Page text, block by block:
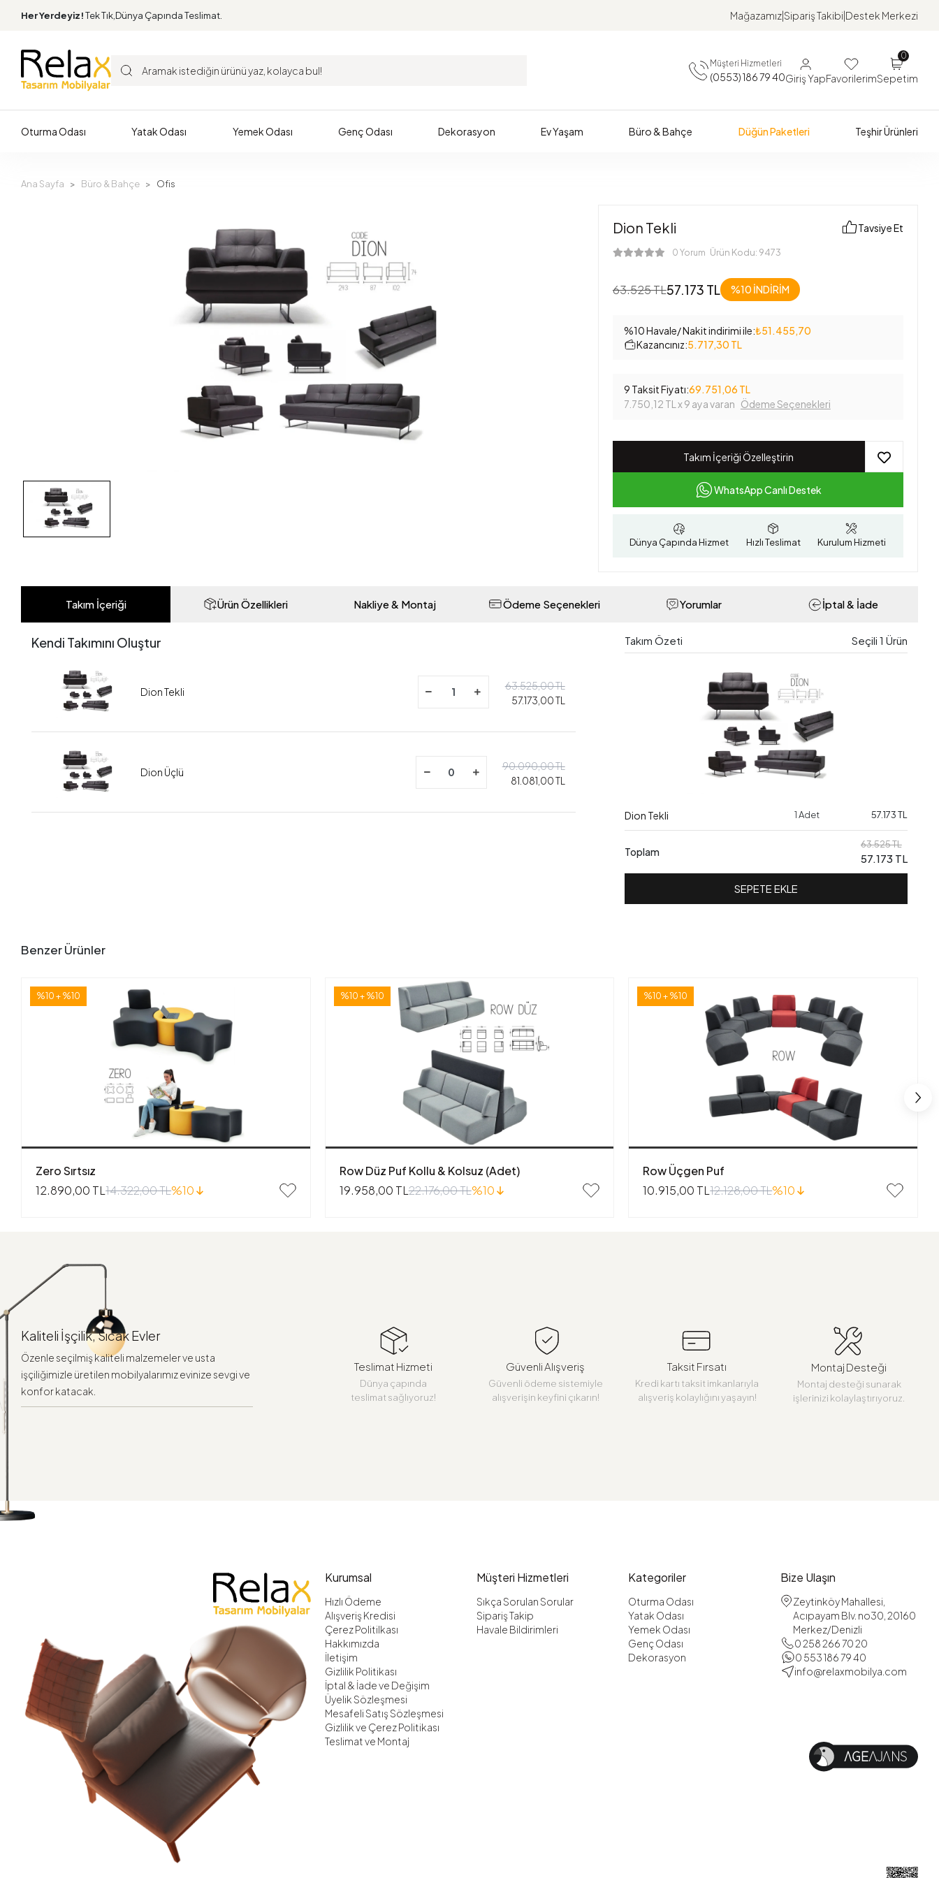
Her Yerdeyiz!Tek Tık,Dünya Çapında Teslimat. MağazamızSipariş Takibi Destek Merkezi
Müşteri Hizmetleri
(0553) 186 79 40Giriş YapFavorilerim
0
Sepetim
Oturma Odası Yatak Odası Yemek Odası Genç Odası Dekorasyon Ev Yaşam Büro & Bahçe Düğün Paketleri Teşhir Ürünleri
Ana Sayfa Büro & Bahçe Ofis
Dion Tekli
0 Yorum Ürün Kodu: 9473
Tavsiye Et
63.525 TL57.173 TL %10 İNDİRİM
%10 Havale/ Nakit indirimi ile:₺51.455,70
Kazancınız:5.717,30 TL
9 Taksit Fiyatı:69.751,06 TL
7.750,12 TL x 9 aya varan Ödeme Seçenekleri
Takım İçeriği Özelleştirin
WhatsApp Canlı Destek
Dünya Çapında Hizmet Hızlı Teslimat Kurulum Hizmeti
Takım İçeriği Ürün Özellikleri Nakliye & Montaj Ödeme Seçenekleri Yorumlar İptal & İade
Kendi Takımını Oluştur
Dion Tekli
63.525,00 TL
57.173,00 TL
Dion Üçlü
90.090,00 TL
81.081,00 TL
Takım Özeti Seçili 1 Ürün
Dion Tekli 1 Adet 57.173 TL
Toplam
63.525 TL
57.173 TL
SEPETE EKLE
Benzer Ürünler
%10 + %10
Zero Sırtsız
12.890,00 TL14.322,00 TL%10
%10 + %10
Row Düz Puf Kollu & Kolsuz (Adet)
19.958,00 TL22.176,00 TL%10
%10 + %10
Row Üçgen Puf
10.915,00 TL12.128,00 TL%10
Kaliteli İşçilik, Sıcak Evler
Özenle seçilmiş kaliteli malzemeler ve usta
işçiliğimizle üretilen mobilyalarımız evinize sevgi ve
konfor katacak.
Teslimat Hizmeti
Dünya çapında
teslimat sağlıyoruz!
Güvenli Alışveriş
Güvenli ödeme sistemiyle
alışverişin keyfini çıkarın!
Taksit Fırsatı
Kredi kartı taksit imkanlarıyla
alışveriş kolaylığını yaşayın!
Montaj Desteği
Montaj desteği sunarak
işlerinizi kolaylaştırıyoruz.
Kurumsal
Hızlı Ödeme
Alışveriş Kredisi
Çerez Politilkası
Hakkımızda
İletişim
Gizlilik Politikası
İptal & İade ve Değişim
Üyelik Sözleşmesi
Mesafeli Satış Sözleşmesi
Gizlilik ve Çerez Politikası
Teslimat ve Montaj
Müşteri Hizmetleri
Sıkça Sorulan Sorular
Sipariş Takip
Havale Bildirimleri
Kategoriler
Oturma Odası
Yatak Odası
Yemek Odası
Genç Odası
Dekorasyon
Bize Ulaşın
Zeytinköy Mahallesi,
Acıpayam Blv. no30, 20160
Merkez/Denizli
0 258 266 70 20
0 553 186 79 40
info@relaxmobilya.com